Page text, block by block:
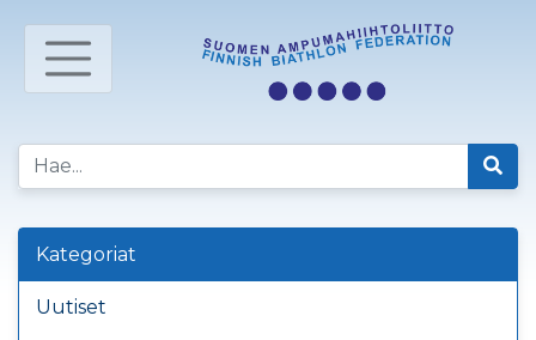
Kategoriat
Uutiset